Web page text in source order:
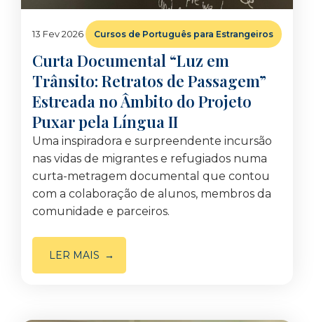
13 Fev 2026 Cursos de Português para Estrangeiros
Curta Documental “Luz em
Trânsito: Retratos de Passagem”
Estreada no Âmbito do Projeto
Puxar pela Língua II
Uma inspiradora e surpreendente incursão
nas vidas de migrantes e refugiados numa
curta-metragem documental que contou
com a colaboração de alunos, membros da
comunidade e parceiros.
LER MAIS